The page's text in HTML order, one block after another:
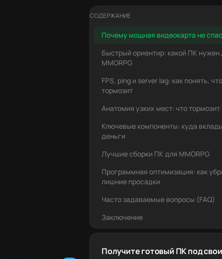
СОДЕРЖАНИЕ
Почему мощная видеокарта не
Быстрый ориентир: какой ПК нужен
MMORPG
FPS, ping и server lag: как понять,
тормозит
Анатомия узких мест: что тормозит
Ключевые компоненты: куда
деньги
Лучшие сборки ПК для MMORPG
Программная оптимизация: как
лишние просадки
Часто задаваемые вопросы (FAQ)
Заключение
Получите готовый ПК под